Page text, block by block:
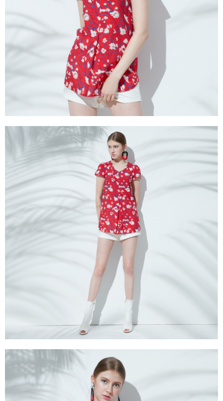
1.分期款項不併入電信帳單，「大哥付你分期」於每月結算日後寄送繳費提
2.透過簡訊連結打開帳單後，可選擇「超商條碼／台灣大直營門市／銀行轉
帳／街口支付／iPASS MONEY」等通路繳費。
1.本服務係由「台灣大哥大股份有限公司」（以下簡稱本公司）所提供，讓
用戶於交易時，得透過本服務購買商品或服務，並由商店將買賣／分期付款
買賣價金債權讓與本公司後，依約使用本公司帳單繳交帳款。
2.基於同意付款使用「大哥付你分期」之契約關係目的，商店將以您的個人
資料（包含姓名、電話或地址）提供予台灣大哥大進項蒐集、處理及利用，
由本公司與您本人進行分期帳單所需資料之確認、核對及更正。
3.完整用戶服務條款，請詳閱以下連結：https://oppay.tw/userRule
【「AFTEE先享後付」結帳流程】
１．於結帳方式選擇「AFTEE先享後付」後，將跳轉至「AFTEE先享後付」
結帳頁面，進行簡訊認證並確認金額後，即可完成結帳。
２．訂單成立數日內，您將收到繳費通知簡訊。
３．收到繳費通知簡訊後14天內，點擊此簡訊中的連結，可透過四大超商／
ATM／網路銀行／等多元方式進行付款，方視為交易完成。
※ 請注意：結帳手續完成當下不需立刻繳費，但若您需要取消訂單，請聯絡
購買商品的店家。未經商家同意取消之訂單仍視為有效，需透過AFTEE先享
後付繳納相關費用。
※ 交易是否成功請以「AFTEE先享後付 」之結帳頁面顯示為準，若有關於
是否繳費成功／繳費後需取消欲退款等相關疑問，請聯繫「AFTEE先享後付
https://netprotections.freshdesk.com/support/home
１．透過由恩沛科技股份有限公司提供之「AFTEE先享後付」服務完成之交
易，需依本服務之必要範圍內提供個人資料，並將交易相關給付款項請求債
權轉讓予恩沛科技股份有限公司。
２．關於個人資料處理事宜，請瀏覽以下網址：
https://aftee.tw/terms/#terms3
３．未成年的使用者請事先徵得法定代理人或監護人之同意方可使用
「AFTEE先享後付」，若未經同意申辦者引起之損失，本公司不負相關責
４．使用「AFTEE先享後付」時，將依據個別帳號之用戶狀況，依本公司即
時審查核予不同之上限額度；若仍有額度不足之情形，本公司將視審查結果
５．嚴禁一人註冊多個帳號或使用他人資訊註冊。若發現惡意使用之情形，
恩沛科技股份有限公司將有權停止該用戶之使用額度並採取法律行動。
每筆NT$120，滿NT$2,000(含以上)免運費
7-11取貨付款
每筆NT$120，滿NT$2,000(含以上)免運費
每筆NT$120，滿NT$2,000(含以上)免運費